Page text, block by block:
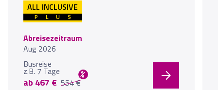
ALL INCLUSIVE
PLUS
Abreisezeitraum
Aug 2026
Busreise
z.B. 7 Tage
ab 467 € 554 €
%